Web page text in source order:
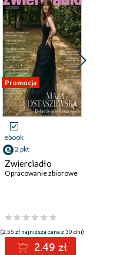
Promocja
ebook
2 pkt
Zwierciadło
Opracowanie zbiorowe
(2,55 zł najniższa cena z 30 dni)
2.49 zł